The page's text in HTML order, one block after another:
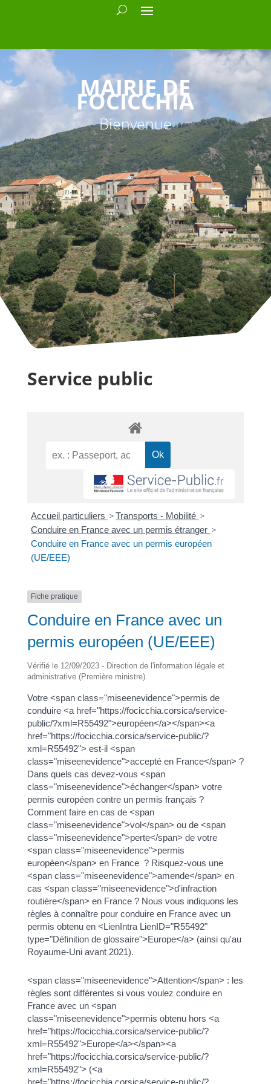
MAIRIE DE
FOCICCHIA
Bienvenue
Service public
Accueil particuliers >Transports - Mobilité >
Conduire en France avec un permis étranger >
Conduire en France avec un permis européen
(UE/EEE)
Fiche pratique
Conduire en France avec un
permis européen (UE/EEE)
Vérifié le 12/09/2023 - Direction de l'information légale et
administrative (Première ministre)
Votre <span class="miseenevidence">permis de
conduire <a href="https://focicchia.corsica/service-
public/?xml=R55492">européen</a></span><a
href="https://focicchia.corsica/service-public/?
xml=R55492"> est-il <span
class="miseenevidence">accepté en France</span> ?
Dans quels cas devez-vous <span
class="miseenevidence">échanger</span> votre
permis européen contre un permis français ?
Comment faire en cas de <span
class="miseenevidence">vol</span> ou de <span
class="miseenevidence">perte</span> de votre
<span class="miseenevidence">permis
européen</span> en France ? Risquez-vous une
<span class="miseenevidence">amende</span> en
cas <span class="miseenevidence">d'infraction
routière</span> en France ? Nous vous indiquons les
règles à connaître pour conduire en France avec un
permis obtenu en <LienIntra LienID="R55492"
type="Définition de glossaire">Europe</a> (ainsi qu'au
Royaume-Uni avant 2021).
<span class="miseenevidence">Attention</span> : les
règles sont différentes si vous voulez conduire en
France avec un <span
class="miseenevidence">permis obtenu hors <a
href="https://focicchia.corsica/service-public/?
xml=R55492">Europe</a></span><a
href="https://focicchia.corsica/service-public/?
xml=R55492"> (<a
href="https://focicchia.corsica/service-public/?